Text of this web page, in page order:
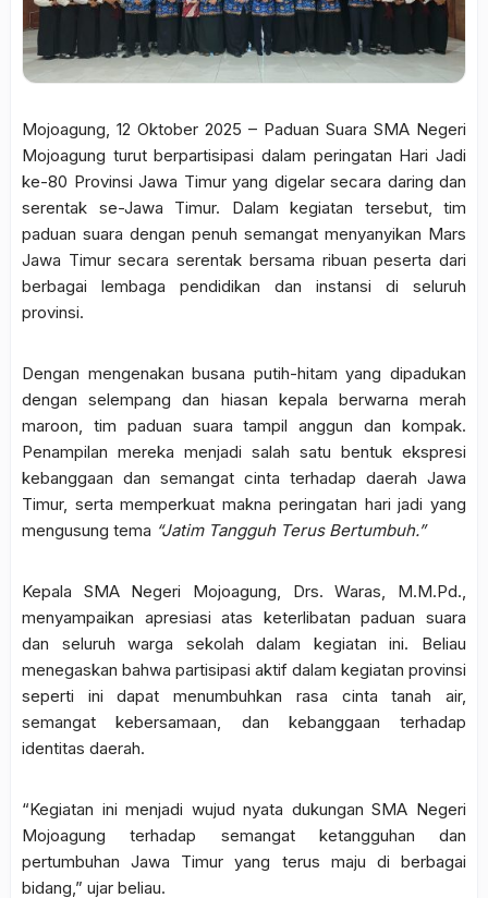
Mojoagung, 12 Oktober 2025 – Paduan Suara SMA Negeri
Mojoagung turut berpartisipasi dalam peringatan Hari Jadi
ke-80 Provinsi Jawa Timur yang digelar secara daring dan
serentak se-Jawa Timur. Dalam kegiatan tersebut, tim
paduan suara dengan penuh semangat menyanyikan Mars
Jawa Timur secara serentak bersama ribuan peserta dari
berbagai lembaga pendidikan dan instansi di seluruh
provinsi.
Dengan mengenakan busana putih-hitam yang dipadukan
dengan selempang dan hiasan kepala berwarna merah
maroon, tim paduan suara tampil anggun dan kompak.
Penampilan mereka menjadi salah satu bentuk ekspresi
kebanggaan dan semangat cinta terhadap daerah Jawa
Timur, serta memperkuat makna peringatan hari jadi yang
mengusung tema “Jatim Tangguh Terus Bertumbuh.”
Kepala SMA Negeri Mojoagung, Drs. Waras, M.M.Pd.,
menyampaikan apresiasi atas keterlibatan paduan suara
dan seluruh warga sekolah dalam kegiatan ini. Beliau
menegaskan bahwa partisipasi aktif dalam kegiatan provinsi
seperti ini dapat menumbuhkan rasa cinta tanah air,
semangat kebersamaan, dan kebanggaan terhadap
identitas daerah.
“Kegiatan ini menjadi wujud nyata dukungan SMA Negeri
Mojoagung terhadap semangat ketangguhan dan
pertumbuhan Jawa Timur yang terus maju di berbagai
bidang,” ujar beliau.